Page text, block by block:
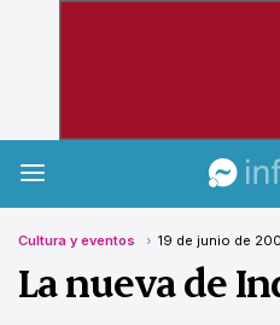
Cultura y eventos 19 de junio de
La nueva de